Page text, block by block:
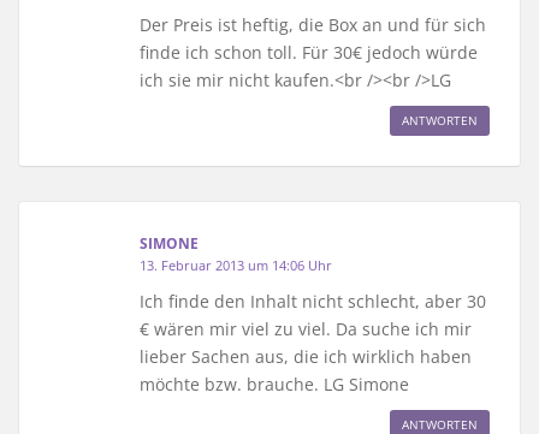
Der Preis ist heftig, die Box an und für sich
finde ich schon toll. Für 30€ jedoch würde
ich sie mir nicht kaufen.<br /><br />LG
ANTWORTEN
SIMONE
13. Februar 2013 um 14:06 Uhr
Ich finde den Inhalt nicht schlecht, aber 30
€ wären mir viel zu viel. Da suche ich mir
lieber Sachen aus, die ich wirklich haben
möchte bzw. brauche. LG Simone
ANTWORTEN